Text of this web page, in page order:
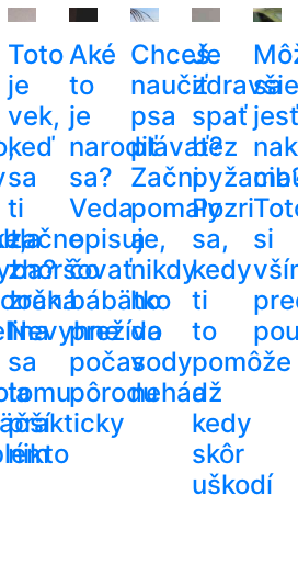
Toto
je
vek,
keď
sa
ti
začne
zhoršovať
zrak.
Nevyhne
sa
tomu
prakticky
nikto
Aké
to
je
narodiť
sa?
Veda
opisuje,
čo
bábätko
prežíva
počas
pôrodu
Chceš
naučiť
psa
plávať?
Začni
pomaly
a
nikdy
ho
do
vody
nehádž
Je
zdravšie
spať
bez
Pozri
sa,
kedy
ti
to
pomôže
a
kedy
skôr
uškodí
sa
jesť
si